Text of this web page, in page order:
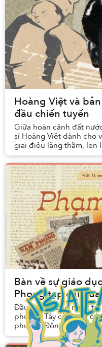
Hoàng Việt và
đầu chiến tuyến
Giữa hoàn cảnh đất
sĩ Hoàng Việt dành cho
giai điệu lặng thầm, len
vượt qua làn sóng radio
Bàn về sự giáo
Phong tạp chí
Đầu thế kỷ 20 ở nước
phương Tây cùng với
phương Đông đã tạo
lĩnh vực, trong đó có